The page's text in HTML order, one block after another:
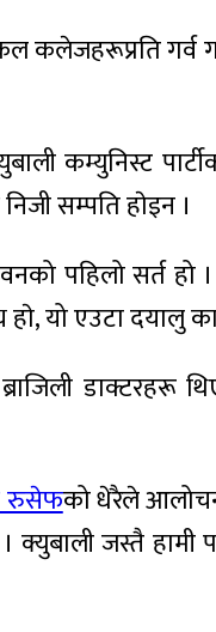
गर्व
कम्युनिस्ट
सम्पति हाेइन ।
पहिलो सर्त
यो एउटा दयालु
डाक्टरहरू
रुसेफको धेरैले
जस्तै हामी